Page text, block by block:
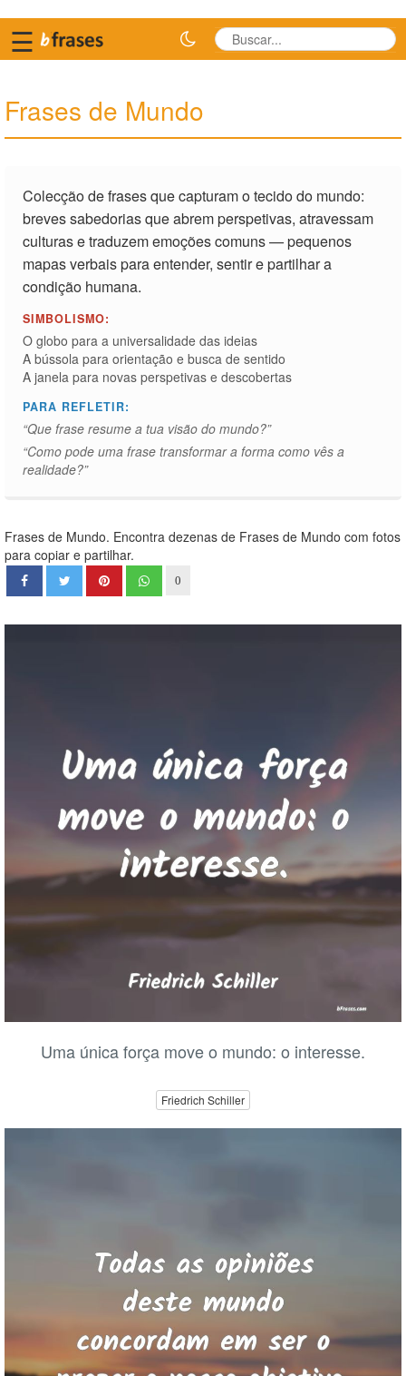
☰
Frases de Mundo
Colecção de frases que capturam o tecido do mundo:
breves sabedorias que abrem perspetivas, atravessam
culturas e traduzem emoções comuns — pequenos
mapas verbais para entender, sentir e partilhar a
condição humana.
SIMBOLISMO:
O globo para a universalidade das ideias
A bússola para orientação e busca de sentido
A janela para novas perspetivas e descobertas
PARA REFLETIR:
“Que frase resume a tua visão do mundo?”
“Como pode uma frase transformar a forma como vês a
realidade?”
Frases de Mundo. Encontra dezenas de Frases de Mundo com fotos
para copiar e partilhar.
0
Uma única força move o mundo: o interesse.
Friedrich Schiller